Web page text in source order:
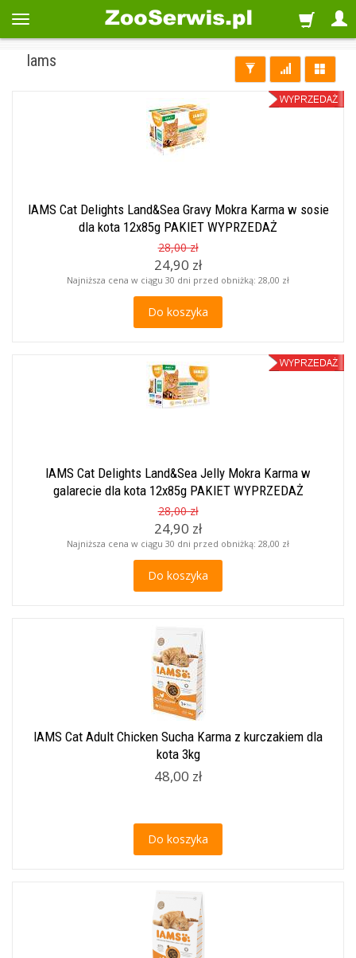
Iams
IAMS Cat Delights Land&Sea Gravy Mokra Karma w sosie
dla kota 12x85g PAKIET WYPRZEDAŻ
28,00 zł
24,90 zł
Najniższa cena w ciągu 30 dni przed obniżką: 28,00 zł
Do koszyka
IAMS Cat Delights Land&Sea Jelly Mokra Karma w
galarecie dla kota 12x85g PAKIET WYPRZEDAŻ
28,00 zł
24,90 zł
Najniższa cena w ciągu 30 dni przed obniżką: 28,00 zł
Do koszyka
IAMS Cat Adult Chicken Sucha Karma z kurczakiem dla
kota 3kg
48,00 zł
Do koszyka